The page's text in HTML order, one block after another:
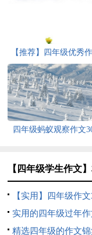
【推荐】四年级优秀
汇编9篇
四年级蚂蚁观察作文
【四年级学生作文
【实用】四年级作
集5篇
实用的四年级过年
精选四年级的作文